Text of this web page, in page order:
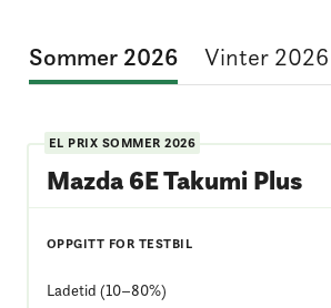
Sommer 2026 Vinter 2026
EL PRIX SOMMER 2026
Mazda 6E Takumi Plus
OPPGITT FOR TESTBIL
Ladetid (10–80%)